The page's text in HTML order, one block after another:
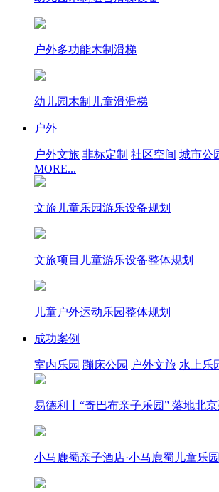
户外多功能木制滑梯
幼儿园木制儿童滑滑梯
户外
户外文旅 非标定制 社区空间 城市公
MORE...
文旅儿童乐园游乐设备规划
文旅项目儿童游乐设备整体规划
儿童户外运动乐园整体规划
成功案例
室内乐园 蹦床公园 户外文旅 水上乐
易德利丨“奇巴布亲子乐园” 落地北
小马鹿蜀亲子酒店·小马鹿蜀儿童乐园